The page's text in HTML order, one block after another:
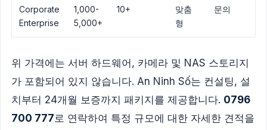
Corporate
Enterprise
1,000-
5,000+
10+
맞춤
형
문의
위 가격에는 서버 하드웨어, 카메라 및 NAS 스토리지
가 포함되어 있지 않습니다. An Ninh Số는 컨설팅, 설
치부터 24개월 보증까지 패키지를 제공합니다. 0796
700 777로 연락하여 특정 규모에 대한 자세한 견적을